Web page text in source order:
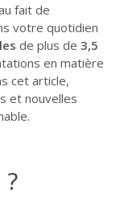
fait de
votre quotidien
de plus de 3,5
en matière
cet article,
et nouvelles